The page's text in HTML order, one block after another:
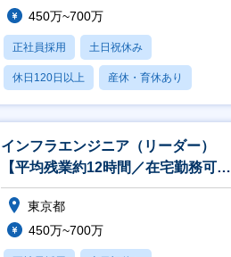
450万~700万
正社員採用 土日祝休み
休日120日以上 産休・育休あり
月残業20時間以内
インフラエンジニア（リーダー）
【平均残業約12時間／在宅勤務可／
クラウドに携われる】
東京都
450万~700万